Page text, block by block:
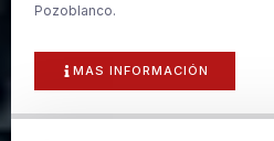
Pozoblanco.
MAS INFORMACIÓN